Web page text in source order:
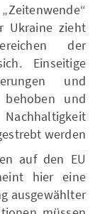
Ukraine zieht
der
Einseitige
und
behoben und
werden.
auf den EU
hier eine
ausgewählter